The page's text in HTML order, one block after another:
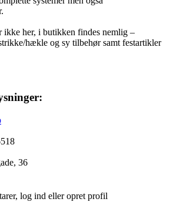
ikke her, i butikken findes nemlig –
hækle og sy tilbehør samt festartikler
36
log ind eller opret profil